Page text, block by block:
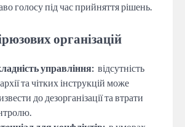
голосу під час прийняття рішень.
організацій
управління: відсутність
та чітких інструкцій може
до дезорганізації та втрати